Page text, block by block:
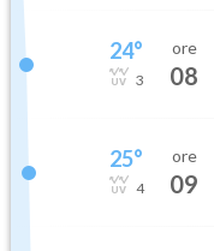
24°
3
ore
08
25°
4
ore
09